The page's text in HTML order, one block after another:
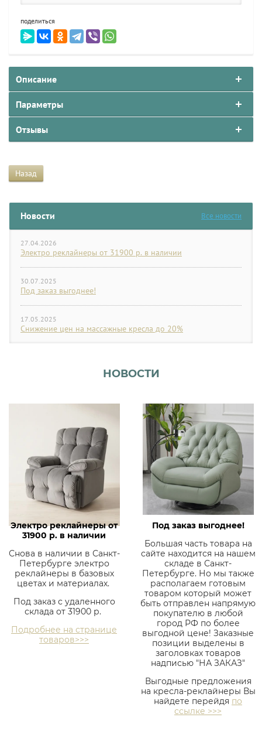
Новости Все новости
27.04.2026
Электро реклайнеры от 31900 р. в наличии
30.07.2025
Под заказ выгоднее!
17.05.2025
Снижение цен на массажные кресла до 20%
поделиться
Описание
Параметры
Отзывы
Назад
НОВОСТИ
Электро реклайнеры от
31900 р. в наличии
Снова в наличии в Санкт-
Петербурге электро
реклайнеры в базовых
цветах и материалах.
Под заказ с удаленного
склада от 31900 р.
Подробнее на странице
товаров>>>
Под заказ выгоднее!
Большая часть товара на
сайте находится на нашем
складе в Санкт-
Петербурге. Но мы также
располагаем готовым
товаром который может
быть отправлен напрямую
покупателю в любой
город РФ по более
выгодной цене! Заказные
позиции выделены в
заголовках товаров
надписью "НА ЗАКАЗ"
Выгодные предложения
на кресла-реклайнеры Вы
найдете перейдя по
ссылке >>>